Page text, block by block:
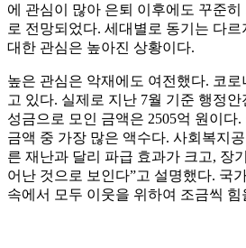
에 관심이 많아 은퇴 이후에도 꾸준
로 전망되었다. 세대별로 동기는 다르
대한 관심은 높아진 상황이다.
높은 관심은 악재에도 여전했다. 코
고 있다. 실제로 지난 7월 기준 행정
성금으로 모인 금액은 2505억 원이다
금액 중 가장 많은 액수다. 사회복지
른 재난과 달리 파급 효과가 크고, 장
어난 것으로 보인다”고 설명했다. 국
속에서 모두 이웃을 위하여 조금씩 힘